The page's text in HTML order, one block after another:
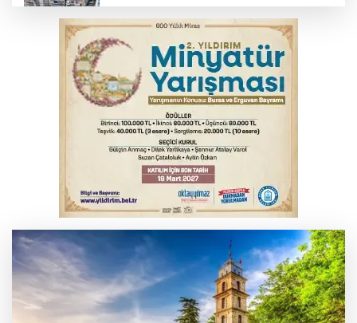
Başkan Dalgıç: Denizler halkındır
Bursa'da kontrolden çıkan araç orta
refüje çıktı
Bursa'da tavuk çiftliğinde yangın
Bursa'da akıma kapılan mühendis ağır
yaralandı